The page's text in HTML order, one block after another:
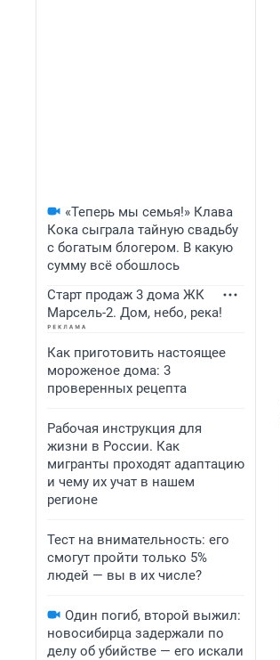
«Теперь мы семья!» Клава
Кока сыграла тайную свадьбу
с богатым блогером. В какую
сумму всё обошлось
Старт продаж 3 дома ЖК
Марсель-2. Дом, небо, река!
Как приготовить настоящее
мороженое дома: 3
проверенных рецепта
Рабочая инструкция для
жизни в России. Как
мигранты проходят адаптацию
и чему их учат в нашем
регионе
Тест на внимательность: его
смогут пройти только 5%
людей — вы в их числе?
Один погиб, второй выжил:
новосибирца задержали по
делу об убийстве — его искали